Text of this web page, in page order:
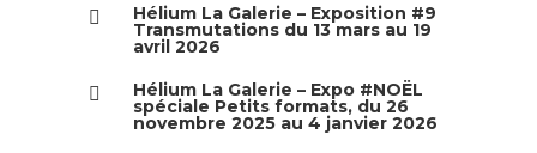
Hélium La Galerie – Exposition #9
Transmutations du 13 mars au 19
avril 2026
Hélium La Galerie – Expo #NOËL
spéciale Petits formats, du 26
novembre 2025 au 4 janvier 2026